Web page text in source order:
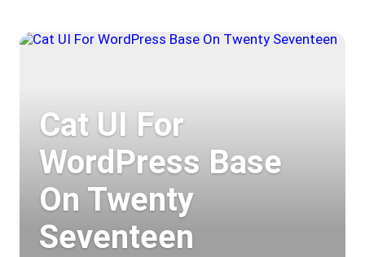
Cat UI For
WordPress Base
On Twenty
Seventeen